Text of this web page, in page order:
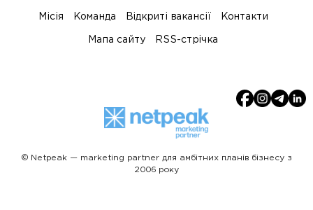
Місія Команда Відкриті вакансії Контакти
Мапа сайту RSS-стрічка
© Netpeak — marketing partner для амбітних планів бізнесу з
2006 року